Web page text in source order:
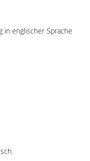
in englischer Sprache